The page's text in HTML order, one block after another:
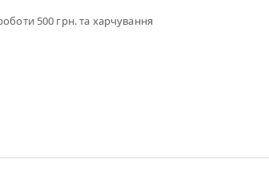
500 грн. та харчування